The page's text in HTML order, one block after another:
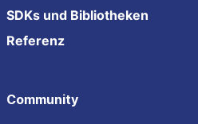
SDKs und Bibliotheken
Referenz
Community